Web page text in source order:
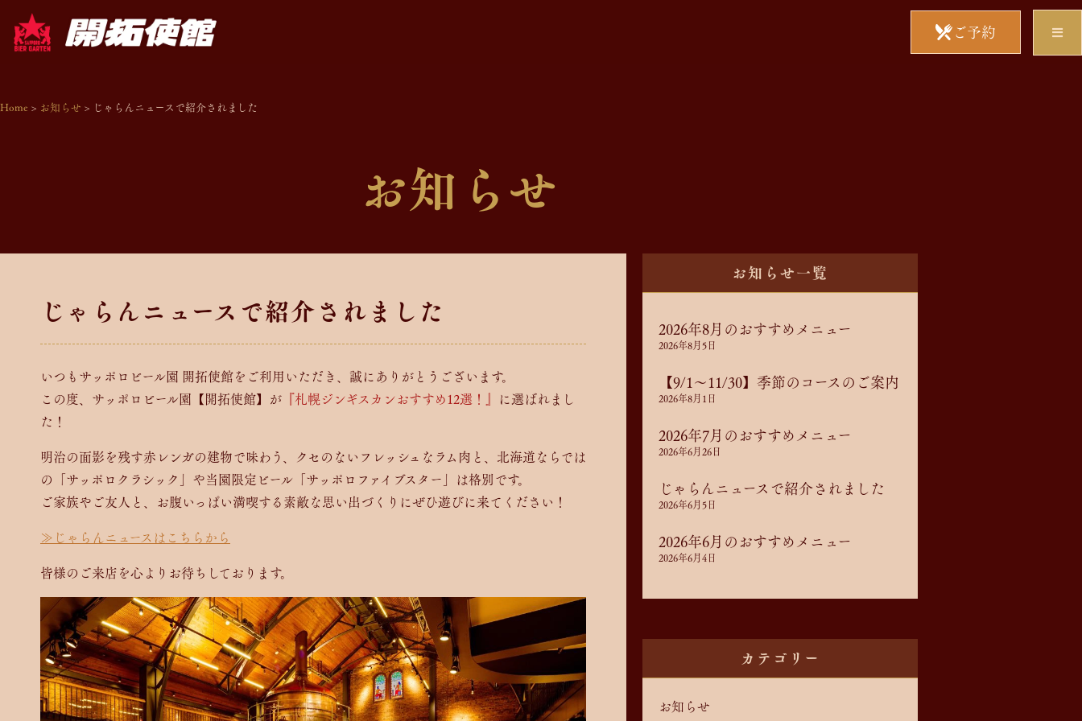
ご予約
Home > お知らせ > じゃらんニュースで紹介されました
お知らせ
じゃらんニュースで紹介されました
いつもサッポロビール園 開拓使館をご利用いただき、誠にありがとうございます。
この度、サッポロビール園【開拓使館】が 『札幌ジンギスカンおすすめ12選！』 に選ばれまし
た！
明治の面影を残す赤レンガの建物で味わう、クセのないフレッシュなラム肉と、北海道ならでは
の「サッポロクラシック」や当園限定ビール「サッポロファイブスター」は格別です。
ご家族やご友人と、お腹いっぱい満喫する素敵な思い出づくりにぜひ遊びに来てください！
≫じゃらんニュースはこちらから
皆様のご来店を心よりお待ちしております。
お知らせ一覧
2026年8月のおすすめメニュー
2026年8月5日
【9/1～11/30】季節のコースのご案内
2026年8月1日
2026年7月のおすすめメニュー
2026年6月26日
じゃらんニュースで紹介されました
2026年6月5日
2026年6月のおすすめメニュー
2026年6月4日
カテゴリー
お知らせ